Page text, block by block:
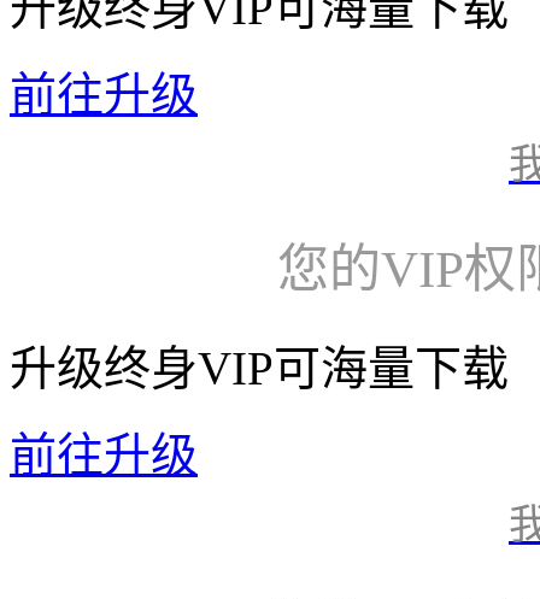
前往升级
您的VIP权
升级终身VIP可海量下载
前往升级